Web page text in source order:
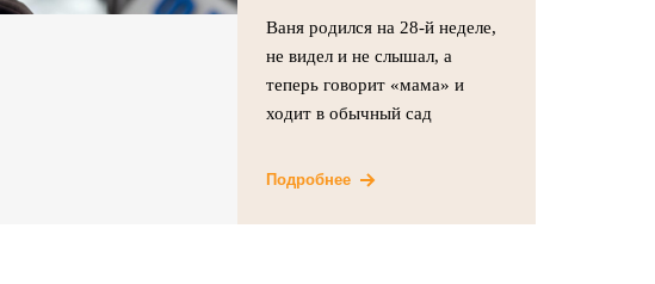
Ваня родился на 28-й неделе,
не видел и не слышал, а
теперь говорит «мама» и
ходит в обычный сад
Подробнее